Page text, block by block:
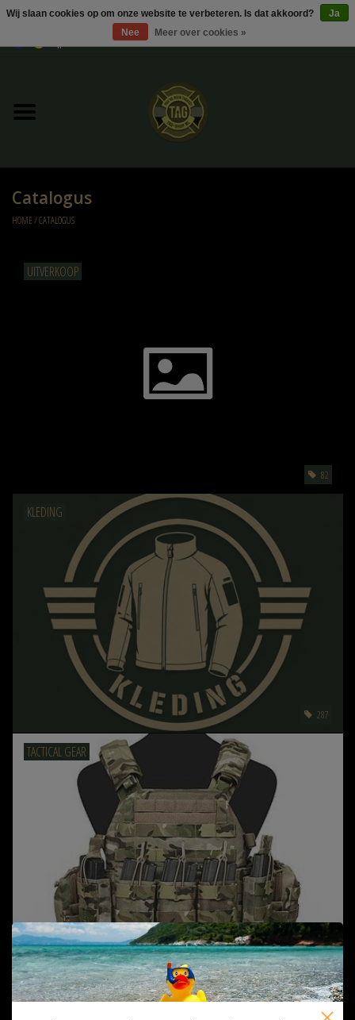
UItverkoop
Kleding
Catalogus
HOME/CATALOGUS
UITVERKOOP
82
KLEDING
287
TACTICAL GEAR
968
AMMO
Wij slaan cookies op om onze website te verbeteren. Is dat akkoord?
Ja
Nee
Meer over cookies »